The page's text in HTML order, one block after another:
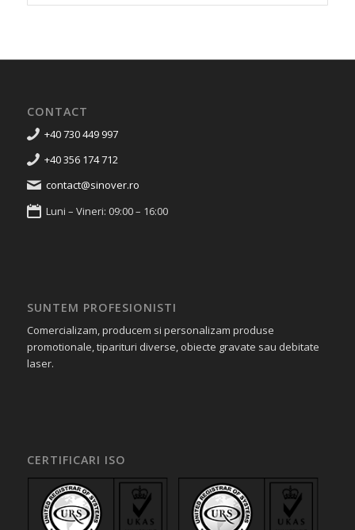
CONTACT
+40 730 449 997
+40 356 174 712
contact@sinover.ro
Luni – Vineri: 09:00 – 16:00
SUNTEM PROFESIONISTI
Comercializam, producem si personalizam produse
promotionale, tiparituri diverse, obiecte gravate sau debitate
laser.
CERTIFICARI ISO